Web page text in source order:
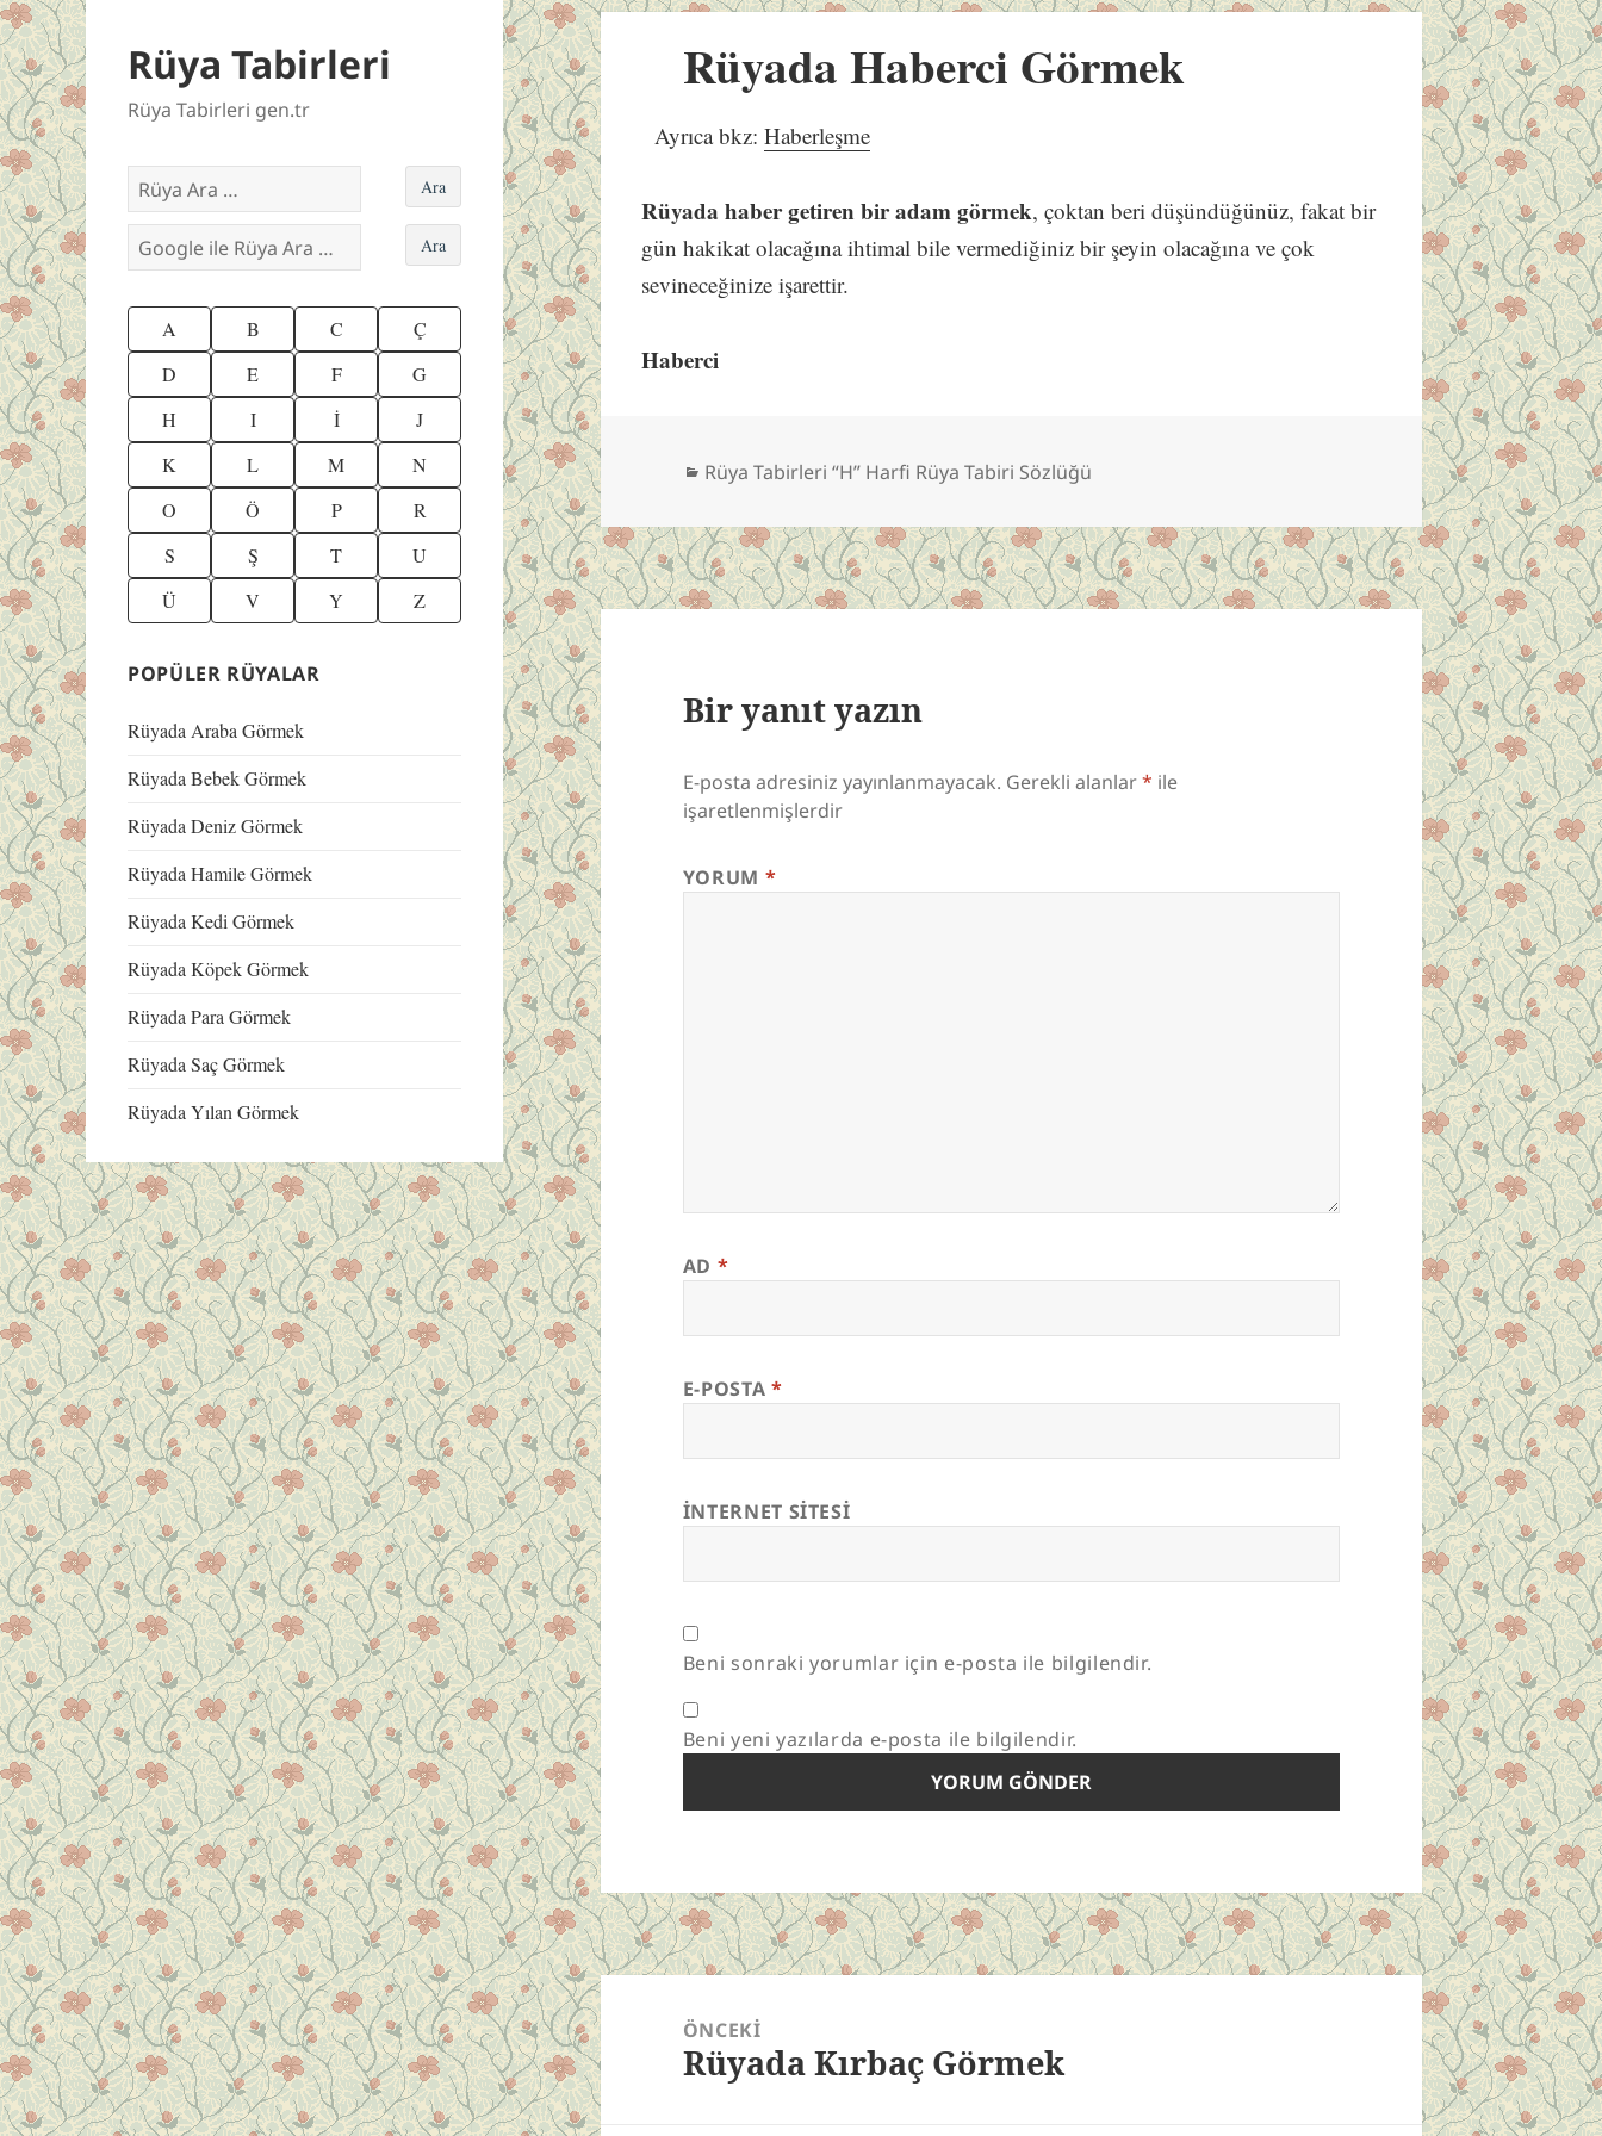
Rüya Tabirleri
Rüya Tabirleri gen.tr
A B C
Ç
D
E F
G
H
I İ
J
K
L M
N
O
Ö P
R
S
Ş T
U
Ü
V Y Z
POPÜLER RÜYALAR
Rüyada Araba Görmek
Rüyada Bebek Görmek
Rüyada Deniz Görmek
Rüyada Hamile Görmek
Rüyada Kedi Görmek
Rüyada Köpek Görmek
Rüyada Para Görmek
Rüyada Saç Görmek
Rüyada Yılan Görmek
Rüyada Haberci Görmek
Ayrıca bkz:Haberleşme
Rüyada haber getiren bir adam görmek, çoktan beri düşündüğünüz, fakat bir
gün hakikat olacağına ihtimal bile vermediğiniz bir şeyin olacağına ve çok
sevineceğinize işarettir.
Haberci
Kategoriler
Rüya Tabirleri “H” Harfi Rüya Tabiri Sözlüğü
Bir yanıt yazın
E-posta adresiniz yayınlanmayacak. Gerekli alanlar* ile
işaretlenmişlerdir
YORUM *
AD *
E-POSTA *
İNTERNET SITESI
Beni sonraki yorumlar için e-posta ile bilgilendir.
Beni yeni yazılarda e-posta ile bilgilendir.
Yazı
gezinmesiÖNCEKI
Önceki
Rüyada Kırbaç Görmek